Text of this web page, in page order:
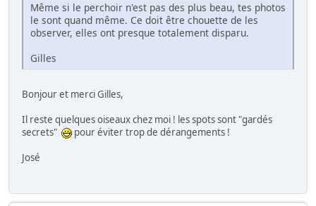
Même si le perchoir n'est pas des plus beau, tes photos
le sont quand même. Ce doit être chouette de les
observer, elles ont presque totalement disparu.
Gilles
Bonjour et merci Gilles,
Il reste quelques oiseaux chez moi ! les spots sont "gardés
secrets"
pour éviter trop de dérangements !
José